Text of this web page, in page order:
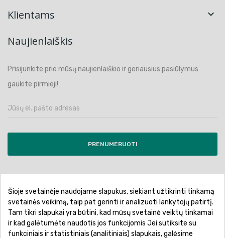
Klientams 
Naujienlaiškis
Prisijunkite prie mūsų naujienlaiškio ir geriausius pasiūlymus
gaukite pirmieji!
PRENUMERUOTI
Pirkimo sąlygos ir taisyklės
Privatumo politika
Garantinis aptarnavimas
Prekių pristatymas
Prekių grąžinimas
Atsiskaitymo būdai
Šioje svetainėje naudojame slapukus, siekiant užtikrinti tinkamą
svetainės veikimą, taip pat gerinti ir analizuoti lankytojų patirtį.
Tam tikri slapukai yra būtini, kad mūsų svetainė veiktų tinkamai
ir kad galėtumėte naudotis jos funkcijomis Jei sutiksite su
funkciniais ir statistiniais (analitiniais) slapukais, galėsime